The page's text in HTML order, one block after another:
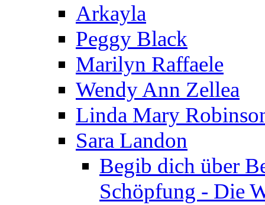
Arkayla
Peggy Black
Marilyn Raffaele
Wendy Ann Zellea
Linda Mary
Sara Landon
Begib dich über
Schöpfung - Die